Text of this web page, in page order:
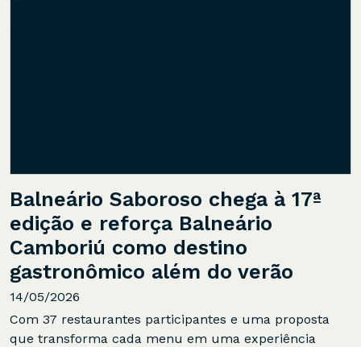
Balneário Saboroso chega à 17ª
edição e reforça Balneário
Camboriú como destino
gastronômico além do verão
14/05/2026
Com 37 restaurantes participantes e uma proposta
que transforma cada menu em uma experiência